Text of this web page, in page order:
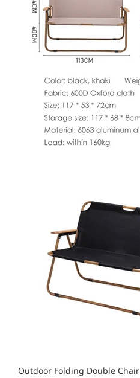
Outdoor Folding Double Chair